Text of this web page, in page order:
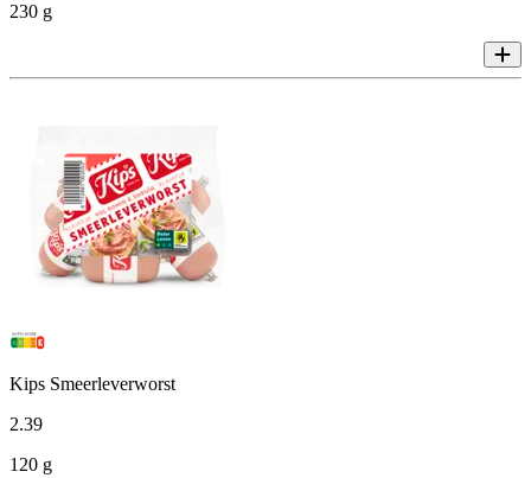
230 g
Kips Smeerleverworst
2.39
120 g